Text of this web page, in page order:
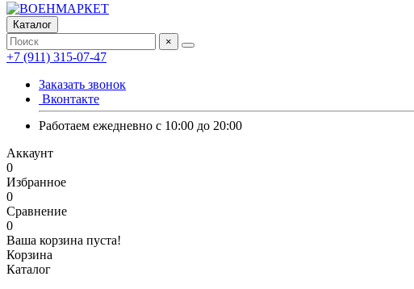
Каталог
×
+7 (911) 315-07-47
Заказать звонок
Вконтакте
Работаем ежедневно с 10:00 до 20:00
Аккаунт
0
Избранное
0
Сравнение
0
Ваша корзина пуста!
Корзина
Каталог